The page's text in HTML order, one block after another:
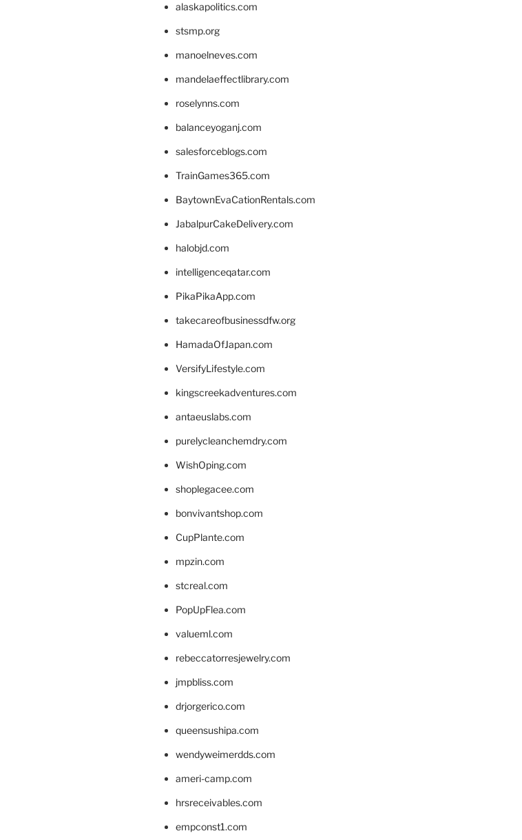
alaskapolitics.com
stsmp.org
manoelneves.com
mandelaeffectlibrary.com
roselynns.com
balanceyoganj.com
salesforceblogs.com
TrainGames365.com
BaytownEvaCationRentals.com
JabalpurCakeDelivery.com
halobjd.com
intelligenceqatar.com
PikaPikaApp.com
takecareofbusinessdfw.org
HamadaOfJapan.com
VersifyLifestyle.com
kingscreekadventures.com
antaeuslabs.com
purelycleanchemdry.com
WishOping.com
shoplegacee.com
bonvivantshop.com
CupPlante.com
mpzin.com
stcreal.com
PopUpFlea.com
valueml.com
rebeccatorresjewelry.com
jmpbliss.com
drjorgerico.com
queensushipa.com
wendyweimerdds.com
ameri-camp.com
hrsreceivables.com
empconst1.com